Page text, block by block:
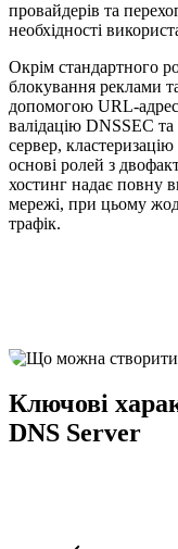
провайдерів та
необхідності
Окрім стандартного
блокування реклами
допомогою URL-
валідацію DNSSEC
сервер,
основі ролей з
хостинг надає повну
мережі, при цьому
трафік.
Ключові
DNS Server